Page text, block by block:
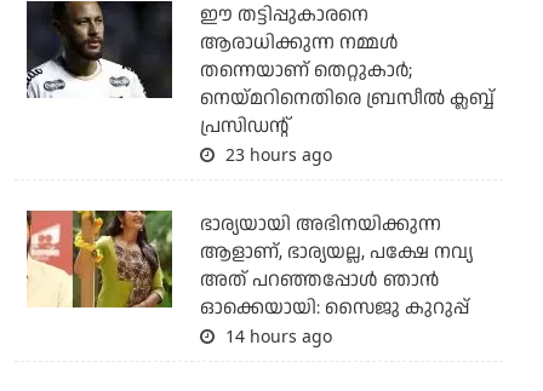
ഈ തട്ടിപ്പുകാരനെ
ആരാധിക്കുന്ന നമ്മള്‍
തന്നെയാണ് തെറ്റുകാര്‍;
നെയ്മറിനെതിരെ ബ്രസീല്‍ ക്ലബ്ബ്
പ്രസിഡന്റ്
23 hours ago
ഭാര്യയായി അഭിനയിക്കുന്ന
ആളാണ്, ഭാര്യയല്ല, പക്ഷേ നവ്യ
അത് പറഞ്ഞപ്പോള്‍ ഞാന്‍
ഓക്കെയായി: സൈജു കുറുപ്പ്
14 hours ago